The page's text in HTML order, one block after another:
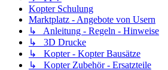
Kopter Schulung
Marktplatz - Angebote von Usern
↳ Anleitung - Regeln - Hinweise
↳ 3D Drucke
↳ Kopter - Kopter Bausätze
↳ Kopter Zubehör - Ersatzteile